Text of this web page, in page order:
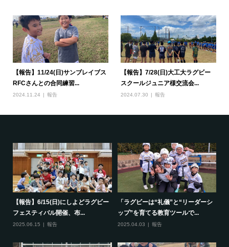
【報告】11/24(日)サンブレイブス
RFCさんとの合同練習...
2024.11.24 報告
【報告】7/28(日)大工大ラグビー
スクールジュニア様交流会...
2024.07.30 報告
【報告】6/15(日)にしよどラグビー
フェスティバル開催、布...
2025.06.15 報告
「ラグビーは“礼儀”と“リーダーシ
ップ”を育てる教育ツールで...
2025.04.03 報告